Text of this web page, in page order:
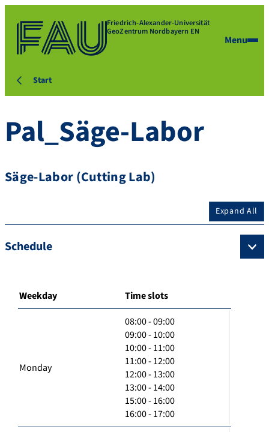
Friedrich-Alexander-Universität
GeoZentrum Nordbayern EN
Menu
Start
Pal_Säge-Labor
Säge-Labor (Cutting Lab)
Expand All
Schedule
Weekday Time slots
Monday
08:00 - 09:00
09:00 - 10:00
10:00 - 11:00
11:00 - 12:00
12:00 - 13:00
13:00 - 14:00
15:00 - 16:00
16:00 - 17:00